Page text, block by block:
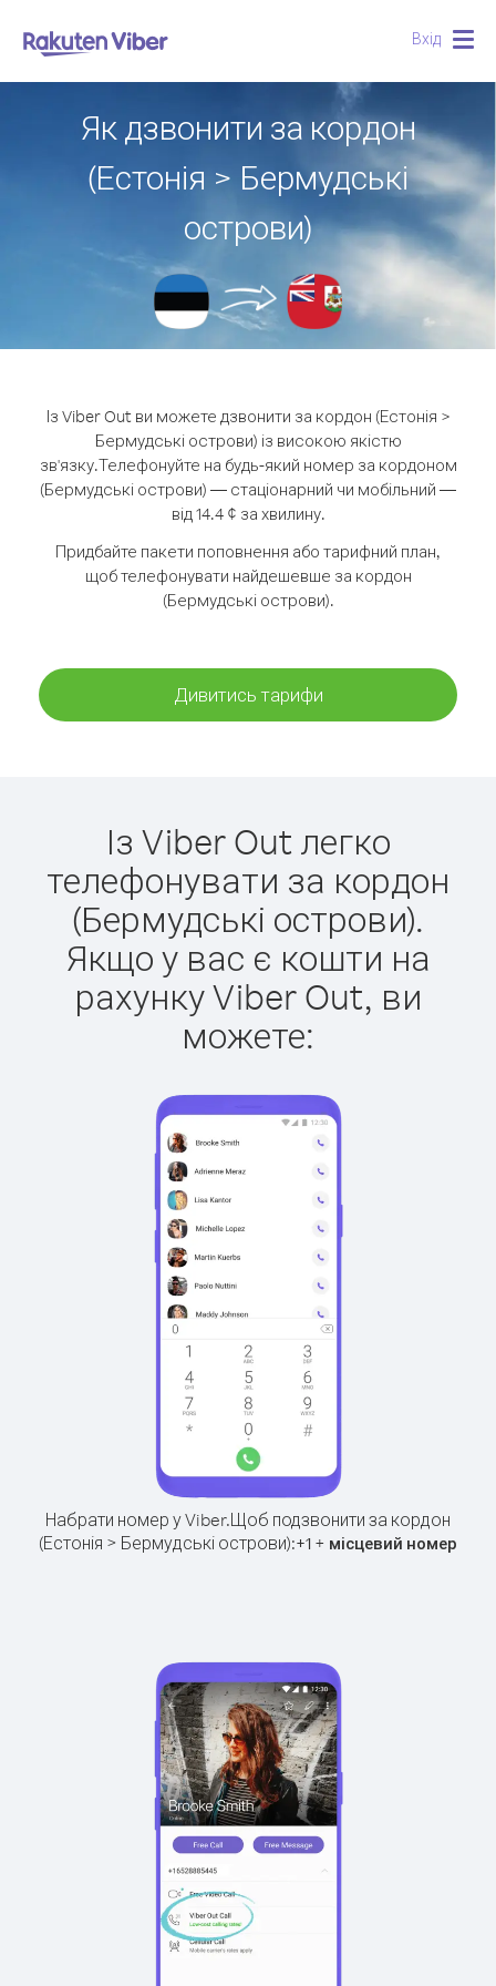
Вхід
Як дзвонити за кордон
(Естонія > Бермудські
острови)
Із Viber Out ви можете дзвонити за кордон (Естонія >
Бермудські острови) із високою якістю
зв'язку.Телефонуйте на будь-який номер за кордоном
(Бермудські острови) — стаціонарний чи мобільний —
від 14.4 ¢ за хвилину.
Придбайте пакети поповнення або тарифний план,
щоб телефонувати найдешевше за кордон
(Бермудські острови).
Дивитись тарифи
Із Viber Out легко
телефонувати за кордон
(Бермудські острови).
Якщо у вас є кошти на
рахунку Viber Out, ви
можете:
Набрати номер у Viber.Щоб подзвонити за кордон
(Естонія > Бермудські острови):+1 + місцевий номер